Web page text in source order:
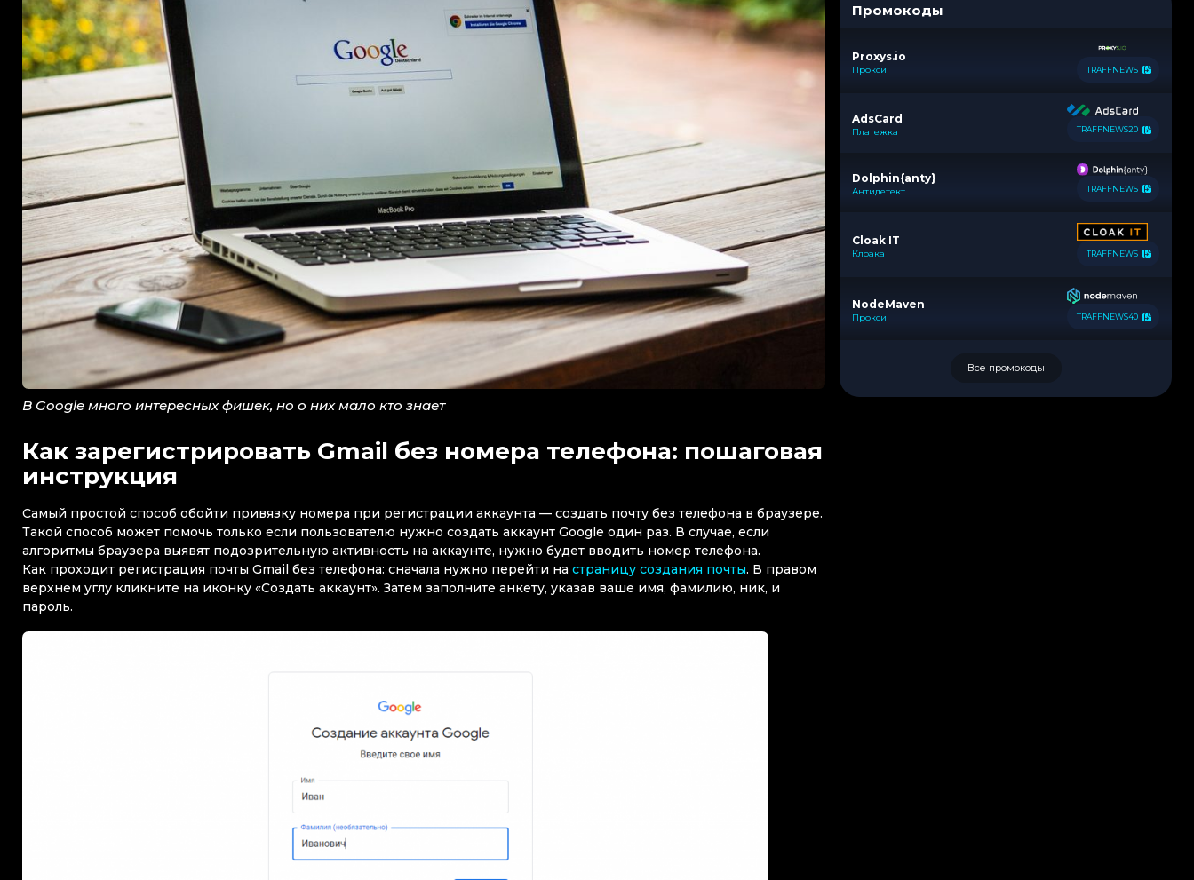
В Google много интересных фишек, но о них мало кто знает
Как зарегистрировать Gmail без номера телефона: пошаговая
инструкция
Самый простой способ обойти привязку номера при регистрации аккаунта — создать почту без телефона в браузере.
Такой способ может помочь только если пользователю нужно создать аккаунт Google один раз. В случае, если
алгоритмы браузера выявят подозрительную активность на аккаунте, нужно будет вводить номер телефона.
Как проходит регистрация почты Gmail без телефона: сначала нужно перейти на страницу создания почты. В правом
верхнем углу кликните на иконку «Создать аккаунт». Затем заполните анкету, указав ваше имя, фамилию, ник, и
пароль.
Промокоды
Proxys.io
Прокси TRAFFNEWS
AdsCard
Платежка TRAFFNEWS20
Dolphin{anty}
Антидетект TRAFFNEWS
Cloak IT
Клоака TRAFFNEWS
NodeMaven
Прокси TRAFFNEWS40
Все промокоды